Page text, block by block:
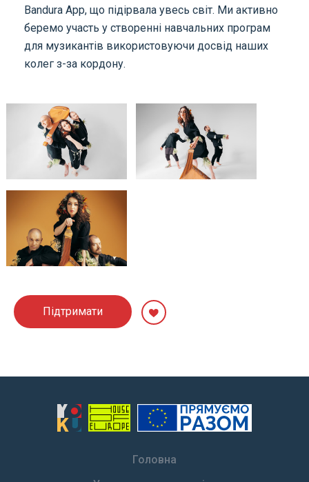
Bandura App, що підірвала увесь світ. Ми активно
беремо участь у створенні навчальних програм
для музикантів використовуючи досвід наших
колег з-за кордону.
Підтримати
Головна